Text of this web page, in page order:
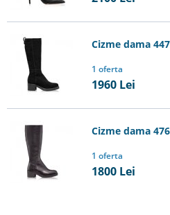
Cizme dama
1 oferta
1960 Lei
Cizme dama
1 oferta
1800 Lei